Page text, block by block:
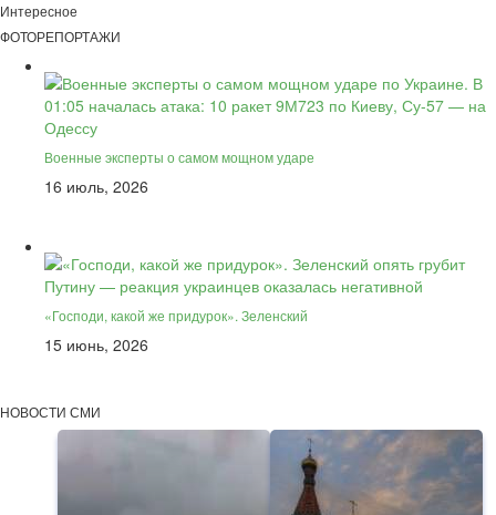
Интересное
ФОТОРЕПОРТАЖИ
Военные эксперты о самом мощном ударе
16 июль, 2026
«Господи, какой же придурок». Зеленский
15 июнь, 2026
НОВОСТИ СМИ